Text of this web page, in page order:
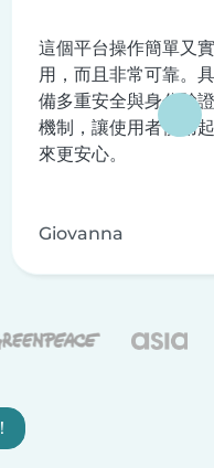
這個平台操作簡單又實
用，而且非常可靠。具
備多重安全與身分驗證
機制，讓使用者使用起
來更安心。
Giovanna